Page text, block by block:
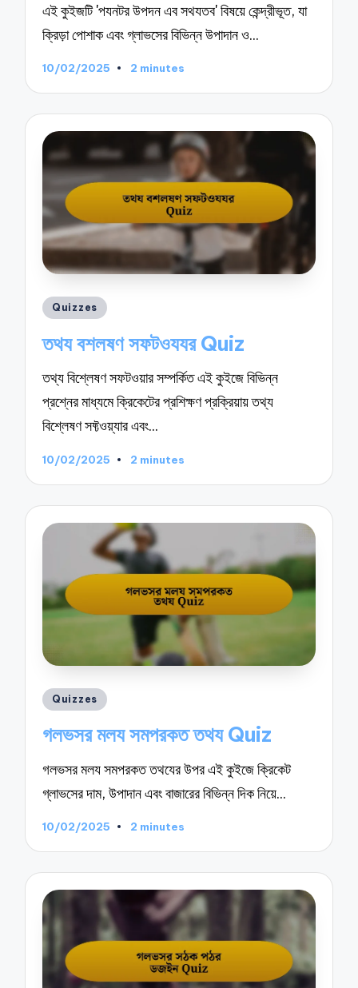
এই কুইজটি 'পযনটর উপদন এব সথযতব' বিষয়ে কেন্দ্রীভূত, যা
ক্রিড়া পোশাক এবং গ্লাভসের বিভিন্ন উপাদান ও…
10/02/2025 2 minutes
Posted
Quizzes
তথয বশলষণ সফটওযযর Quiz
তথ্য বিশ্লেষণ সফটওয়ার সম্পর্কিত এই কুইজে বিভিন্ন
প্রশ্নের মাধ্যমে ক্রিকেটের প্রশিক্ষণ প্রক্রিয়ায় তথ্য
বিশ্লেষণ সফ্টওয়্যার এবং…
10/02/2025 2 minutes
Posted
Quizzes
গলভসর মলয সমপরকত তথয Quiz
গলভসর মলয সমপরকত তথযের উপর এই কুইজে ক্রিকেট
গ্লাভসের দাম, উপাদান এবং বাজারের বিভিন্ন দিক নিয়ে…
10/02/2025 2 minutes